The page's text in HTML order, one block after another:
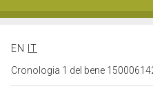
EN
IT
Cronologia 1 del bene